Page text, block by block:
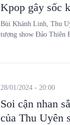
Kpop gây sốc
Bùi Khánh Linh, Thu
tượng show Đảo Thiên
Soi cận nhan
của Thu Uyên
28/01/2024 - 20:00